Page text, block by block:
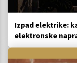
Izpad elektrike:
elektronske